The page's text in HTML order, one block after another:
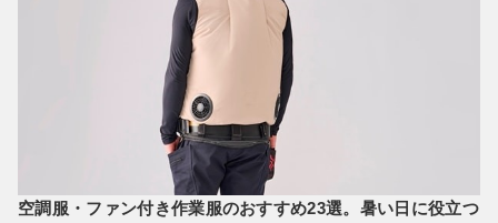
空調服・ファン付き作業服のおすすめ23選。暑い日に役立つ